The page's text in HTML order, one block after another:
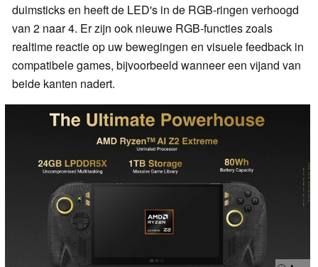
duimsticks en heeft de LED's in de RGB-ringen verhoogd
van 2 naar 4. Er zijn ook nieuwe RGB-functies zoals
realtime reactie op uw bewegingen en visuele feedback in
compatibele games, bijvoorbeeld wanneer een vijand van
beide kanten nadert.